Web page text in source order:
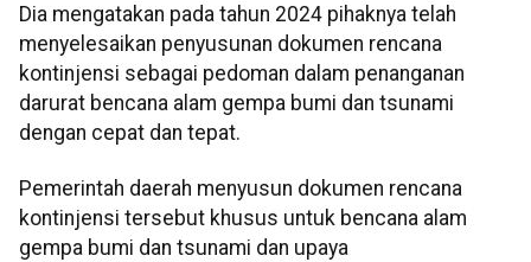
Dia mengatakan pada tahun 2024 pihaknya telah
menyelesaikan penyusunan dokumen rencana
kontinjensi sebagai pedoman dalam penanganan
darurat bencana alam gempa bumi dan tsunami
dengan cepat dan tepat.
Pemerintah daerah menyusun dokumen rencana
kontinjensi tersebut khusus untuk bencana alam
gempa bumi dan tsunami dan upaya